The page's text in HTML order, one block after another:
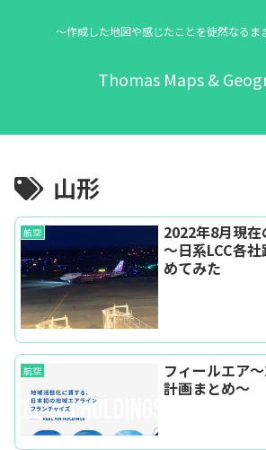
～作成した地図や感じたことを徒然なるま
Thomas Maps &
山形
航空
2022年8月現在
～日系LCC各
めてみた
航空
フィールエア
計画まとめ～